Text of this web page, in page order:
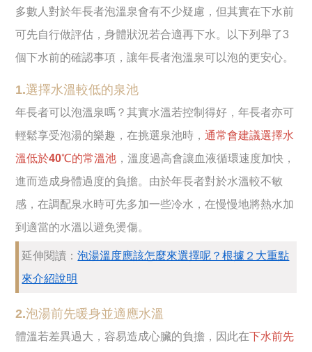
多數人對於年長者泡溫泉會有不少疑慮，但其實在下水前
可先自行做評估，身體狀況若合適再下水。以下列舉了3
個下水前的確認事項，讓年長者泡溫泉可以泡的更安心。
1.選擇水溫較低的泉池
年長者可以泡溫泉嗎？其實水溫若控制得好，年長者亦可
輕鬆享受泡湯的樂趣，在挑選泉池時，通常會建議選擇水
溫低於40℃的常溫池 ，溫度過高會讓血液循環速度加快，
進而造成身體過度的負擔。由於年長者對於水溫較不敏
感，在調配泉水時可先多加一些冷水，在慢慢地將熱水加
到適當的水溫以避免燙傷。
延伸閱讀：泡湯溫度應該怎麼來選擇呢？根據２大重點
來介紹說明
2.泡湯前先暖身並適應水溫
體溫若差異過大，容易造成心臟的負擔，因此在下水前先